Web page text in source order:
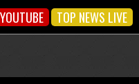
YOUTUBE TOP NEWS LIVE